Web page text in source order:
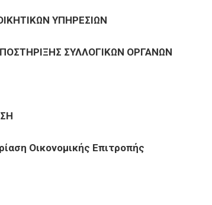
ΥΠΗΡΕΣΙΩΝ
ΣΥΛΛΟΓΙΚΩΝ ΟΡΓΑΝΩΝ
Οικονομικής Επιτροπής